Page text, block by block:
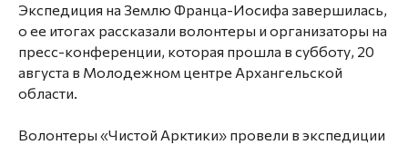
Экспедиция на Землю Франца-Иосифа завершилась,
о ее итогах рассказали волонтеры и организаторы на
пресс-конференции, которая прошла в субботу, 20
августа в Молодежном центре Архангельской
области.
Волонтеры «Чистой Арктики» провели в экспедиции